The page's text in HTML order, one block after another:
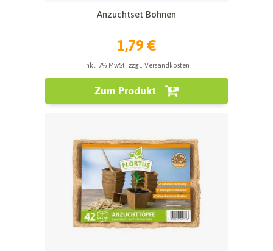
Anzuchtset Bohnen
1,79 €
inkl. 7% MwSt. zzgl. Versandkosten
Zum Produkt